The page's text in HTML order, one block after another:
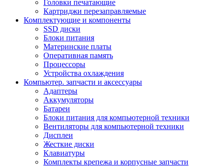
Головки печатающие
Картриджи перезаправляемые
Комплектующие и компоненты
SSD диски
Блоки питания
Материнские платы
Оперативная память
Процессоры
Устройства охлаждения
Компьютер. запчасти и аксессуары
Адаптеры
Аккумуляторы
Батареи
Блоки питания для компьютерной техники
Вентиляторы для компьютерной техники
Дисплеи
Жесткие диски
Клавиатуры
Комплекты крепежа и корпусные запчасти